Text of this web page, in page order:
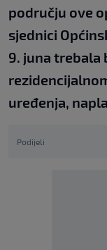
području ove
sjednici
9. juna trebala
uređenja,
Podijeli